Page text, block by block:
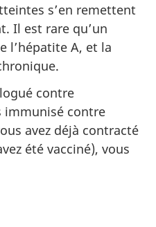
s’en remettent
Il est rare qu’un
l’hépatite A, et la
contre
immunisé contre
avez déjà contracté
été vacciné), vous